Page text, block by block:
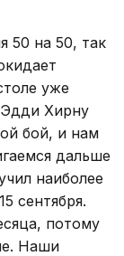
50 на 50, так
уже
Эдди Хирну
бой, и нам
дальше
наиболее
сентября.
потому
Наши